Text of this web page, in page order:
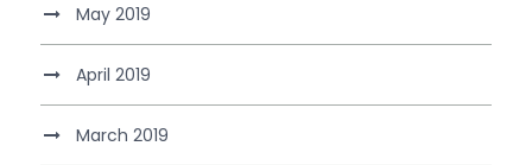
May 2019
April 2019
March 2019